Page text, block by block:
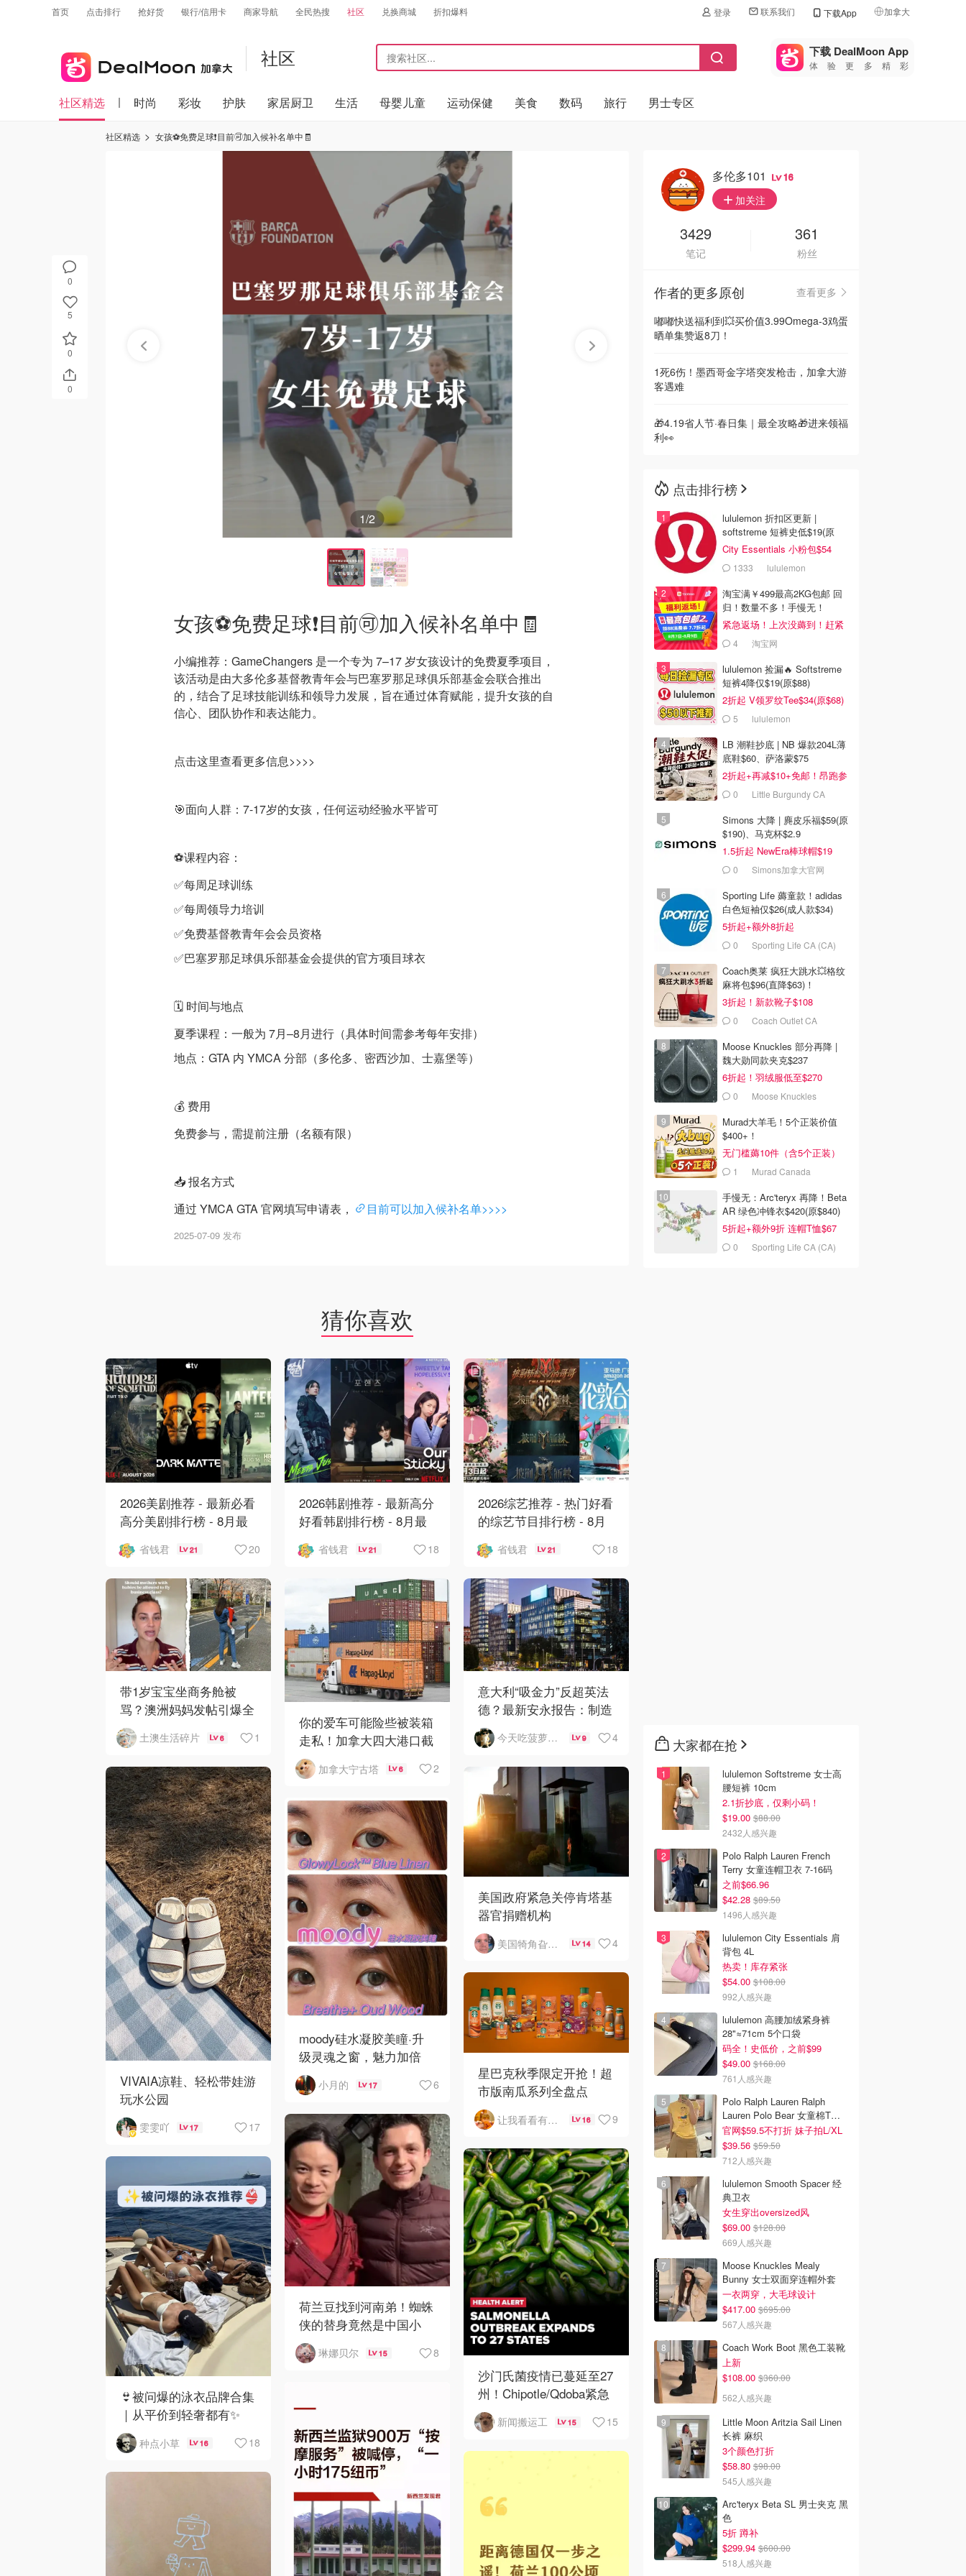
首页 点击排行 抢好货 银行/信用卡 商家导航 全民热搜 社区 兑换商城 折扣爆料 登录 联系我们 下载App 加拿大
🇺🇸
美国
🇨🇳中国
🇮🇹
🇦🇺
🇳🇿新西兰
社区 下载 DealMoon App
体验更多精彩
社区精选 时尚 彩妆 护肤 家居厨卫 生活 母婴儿童 运动保健 美食 数码 旅行 男士专区
0
5
0
0
社区精选 女孩⚽️免费足球❗️目前🉑️加入候补名单中🧾
1/2
女孩⚽️免费足球❗️目前🉑️加入候补名单中🧾
小编推荐：GameChangers 是一个专为 7–17 岁女孩设计的免费夏季项目，
该活动是由大多伦多基督教青年会与巴塞罗那足球俱乐部基金会联合推出
的，结合了足球技能训练和领导力发展，旨在通过体育赋能，提升女孩的自
信心、团队协作和表达能力。
点击这里查看更多信息>>>>
🎯面向人群：7-17岁的女孩，任何运动经验水平皆可
⚽️课程内容：
✅每周足球训练
✅每周领导力培训
✅免费基督教青年会会员资格
✅巴塞罗那足球俱乐部基金会提供的官方项目球衣
🗓️ 时间与地点
夏季课程：一般为 7月–8月进行（具体时间需参考每年安排）
地点：GTA 内 YMCA 分部（多伦多、密西沙加、士嘉堡等）
💰 费用
免费参与，需提前注册（名额有限）
📥 报名方式
通过 YMCA GTA 官网填写申请表，
目前可以加入候补名单>>>>
2025-07-09 发布
猜你喜欢
2026美剧推荐 - 最新必看
高分美剧排行榜 - 8月最
回归！
省钱君 21 20
2026韩剧推荐 - 最新高分
好看韩剧排行榜 - 8月最
爱 》上线❣️
省钱君 21 18
2026综艺推荐 - 热门好看
的综艺节目排行榜 - 8月
归啦省钱君 21 18
带1岁宝宝坐商务舱被
骂？澳洲妈妈发帖引爆全
网争议
土澳生活碎片 6 1
你的爱车可能险些被装箱
走私！加拿大四大港口截
获近400辆豪车
加拿大宁古塔 6 2
意大利“吸金力”反超英法
德？最新安永报告：制造
业与AI成投资新宠！
今天吃菠萝披萨了吗 9 4
VIVAIA凉鞋、轻松带娃游
玩水公园
雯雯吖 17 17
美国政府紧急关停肯塔基
器官捐赠机构
美国犄角旮旯新鲜事 14 4
moody硅水凝胶美瞳·升
级灵魂之窗，魅力加倍
小月的 17 6
星巴克秋季限定开抢！超
市版南瓜系列全盘点
让我看看有啥好吃的 16 9
荷兰豆找到河南弟！蜘蛛
侠的替身竟然是中国小
哥？！
琳娜贝尔 15 8
沙门氏菌疫情已蔓延至27
州！Chipotle/Qdoba紧急
下架辣椒
新闻搬运工 15 15
👙被问爆的泳衣品牌合集
｜从平价到轻奢都有✨
种点小草 16 18
多伦多101 16
加关注
3429
笔记
361
粉丝
作者的更多原创
查看更多
嘟嘟快送福利到💥买价值3.99Omega-3鸡蛋
晒单集赞返8刀！
1死6伤！墨西哥金字塔突发枪击，加拿大游
客遇难
🎁4.19省人节·春日集｜最全攻略🎁进来领福
利👀
点击排行榜
lululemon 折扣区更新 |
softstreme 短裤史低$19(原
$88)
City Essentials 小粉包$54
1333 lululemon
淘宝满￥499最高2KG包邮 回
归！数量不多！手慢无！
紧急返场！上次没薅到！赶紧
冲 4 淘宝网
lululemon 捡漏🔥 Softstreme
短裤4降仅$19(原$88)
2折起 V领罗纹Tee$34(原$68)
5 lululemon
LB 潮鞋抄底 | NB 爆款204L薄
底鞋$60、萨洛蒙$75
2折起+再减$10+免邮！昂跑参
加 0
Little Burgundy CA
Simons 大降 | 麂皮乐福$59(原
$190)、马克杯$2.9
1.5折起 NewEra棒球帽$19
0 Simons加拿大官网
Sporting Life 薅童款！adidas
白色短袖仅$26(成人款$34)
5折起+额外8折起
0 Sporting Life CA (CA)
Coach奥莱 疯狂大跳水💥格纹
麻将包$96(直降$63)！
3折起！新款靴子$108
0 Coach Outlet CA
Moose Knuckles 部分再降 |
魏大勋同款夹克$237
6折起！羽绒服低至$270
0 Moose Knuckles
Murad大羊毛！5个正装价值
$400+！
无门槛薅10件（含5个正装）
1 Murad Canada
手慢无：Arc'teryx 再降！Beta
AR 绿色冲锋衣$420(原$840)
5折起+额外9折 连帽T恤$67
0 Sporting Life CA (CA)
大家都在抢
lululemon Softstreme 女士高
腰短裤 10cm
2.1折抄底，仅剩小码！
$19.00 $88.00
2432人感兴趣
Polo Ralph Lauren French
Terry 女童连帽卫衣 7-16码
之前$66.96
$42.28 $89.50
1496人感兴趣
lululemon City Essentials 肩
背包 4L
热卖！库存紧张
$54.00 $108.00
992人感兴趣
lululemon 高腰加绒紧身裤
28"≈71cm 5个口袋
码全！史低价，之前$99
$49.00 $168.00
761人感兴趣
Polo Ralph Lauren Ralph
Lauren Polo Bear 女童棉T恤
染色 1件
官网$59.5不打折 妹子拍L/XL
$39.56 $59.50
712人感兴趣
lululemon Smooth Spacer 经
典卫衣
女生穿出oversized风
$69.00 $128.00
669人感兴趣
Moose Knuckles Mealy
Bunny 女士双面穿连帽外套
一衣两穿，大毛球设计
$417.00 $695.00
567人感兴趣
Coach Work Boot 黑色工装靴
上新
$108.00 $360.00
562人感兴趣
Little Moon Aritzia Sail Linen
长裤 麻织
3个颜色打折
$58.80 $98.00
545人感兴趣
Arc'teryx Beta SL 男士夹克 黑
色
5折 蹲补
$299.94 $600.00
518人感兴趣